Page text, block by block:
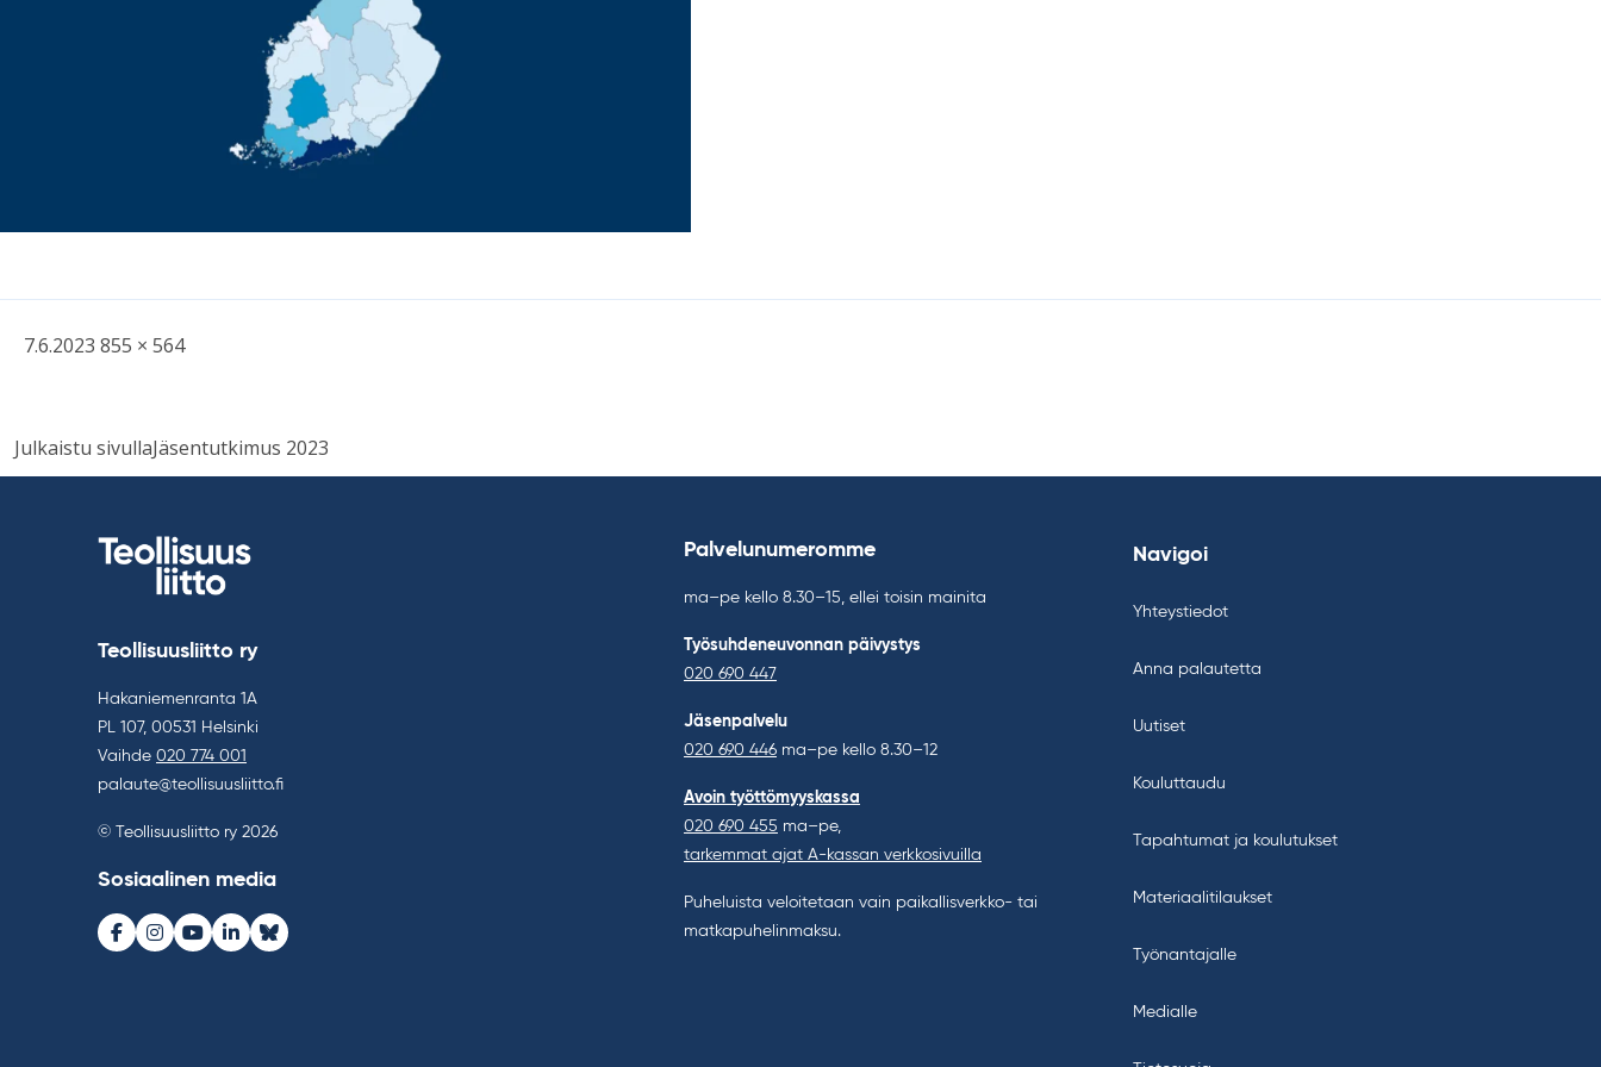
Kirjoitettu
7.6.2023 Täysikokoinen
855 × 564
Artikkelien
Julkaistu sivullaJäsentutkimus 2023
Teollisuusliitto ry
Hakaniemenranta 1A
PL 107, 00531 Helsinki
Vaihde 020 774 001
palaute@teollisuusliitto.fi
© Teollisuusliitto ry 2026
Sosiaalinen media
Facebook
Instagram
Youtube
LinkedInBluesky
Palvelunumeromme
ma–pe kello 8.30–15, ellei toisin mainita
Työsuhdeneuvonnan päivystys
020 690 447
Jäsenpalvelu
020 690 446 ma–pe kello 8.30–12
Avoin työttömyyskassa
020 690 455 ma–pe,
tarkemmat ajat A-kassan verkkosivuilla
Puheluista veloitetaan vain paikallisverkko- tai
matkapuhelinmaksu.
Navigoi
Yhteystiedot
Anna palautetta
Uutiset
Kouluttaudu
Tapahtumat ja koulutukset
Materiaalitilaukset
Työnantajalle
Medialle